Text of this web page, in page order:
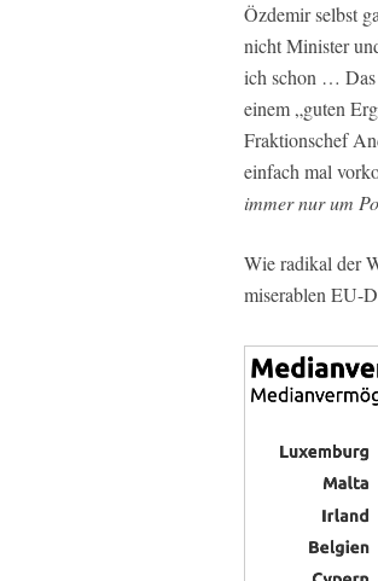
Özdemir selbst
nicht Minister
ich schon … Das
einem „guten
Fraktionschef
einfach mal
immer nur um
Wie radikal der
miserablen EU-